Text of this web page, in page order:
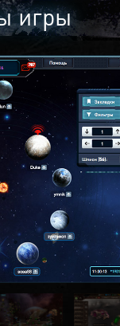
игры